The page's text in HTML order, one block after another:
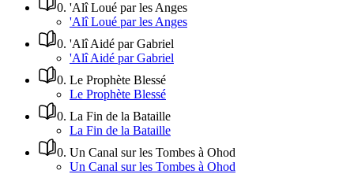
0. 'Alî Loué par les Anges
'Alî Loué par les Anges
0. 'Alî Aidé par Gabriel
'Alî Aidé par Gabriel
0. Le Prophète Blessé
Le Prophète Blessé
0. La Fin de la Bataille
La Fin de la Bataille
0. Un Canal sur les Tombes à Ohod
Un Canal sur les Tombes à Ohod